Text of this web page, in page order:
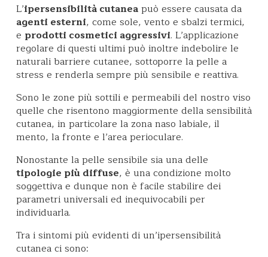
L’ipersensibilità cutaneapuò essere causata da
agenti esterni, come sole, vento e sbalzi termici,
e prodotti cosmetici aggressivi. L’applicazione
regolare di questi ultimi può inoltre indebolire le
naturali barriere cutanee, sottoporre la pelle a
stress e renderla sempre più sensibile e reattiva.
Sono le zone più sottili e permeabili del nostro viso
quelle che risentono maggiormente della sensibilità
cutanea, in particolare la zona naso labiale, il
mento, la fronte e l’area perioculare.
Nonostante la pelle sensibile sia una delle
tipologie più diffuse, è una condizione molto
soggettiva e dunque non è facile stabilire dei
parametri universali ed inequivocabili per
individuarla.
Tra i sintomi più evidenti di un’ipersensibilità
cutanea ci sono: